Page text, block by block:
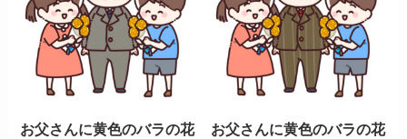
お父さんに黄色のバラの花
お父さんに黄色のバラの花